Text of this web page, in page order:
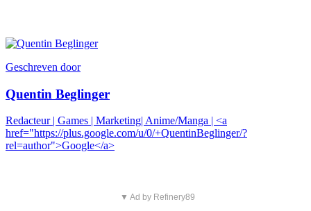
Geschreven door
Quentin Beglinger
Redacteur | Games | Marketing| Anime/Manga | <a
href="https://plus.google.com/u/0/+QuentinBeglinger/?
rel=author">Google</a>
▼ Ad by Refinery89